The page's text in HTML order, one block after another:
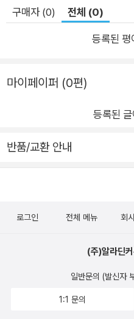
히고, 클라우드 서비스를 이용
0장, 챗봇 서비스 기술의 소개'
기술도 살펴본다. 11장, 클라우드 서비스를 이용한 챗봇 개발에서
2장, RNN을 이용해 대화 서비
구축해본다. 마지막으로 부록에서는 이 책의 예제를 실행하기 위
y), 케라스(Keras) 설치 방법
이 책 한 권으로 인공지능 서비
리즘 이론을 배우고 간단한 서
능의 유형, 사례, 적용 기술 등
기를 갖출 수 있다. - 인공지능
구매자 (0) 전체 (0)
등록된 평
마이페이퍼 (0편)
등록된
반품/교환 안내
로그인 전체 메뉴 회
(주)알라딘
일반문의 (발신자
1:1 문의